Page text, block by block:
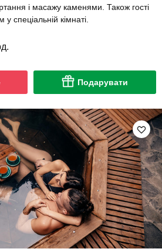
і масажу каменями. Також гості
спеціальній кімнаті.
Подарувати